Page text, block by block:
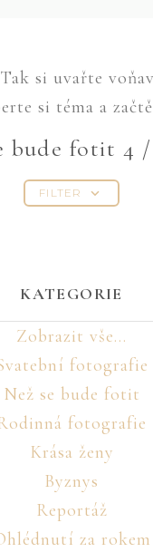
si uvařte
si téma a
bude fotit 4 /
FILTER
KATEGORIE
Zobrazit vše...
fotografie
Než se bude fotit
fotografie
Krása ženy
Byznys
Reportáž
za rokem